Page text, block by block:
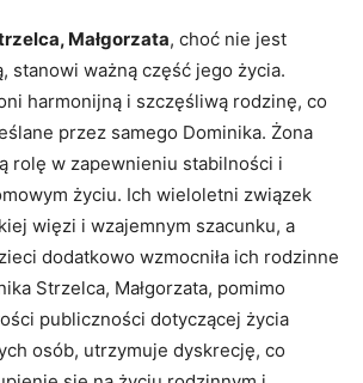
Małgorzata, choć nie jest
stanowi ważną część jego życia.
harmonijną i szczęśliwą rodzinę, co
przez samego Dominika. Żona
rolę w zapewnieniu stabilności i
życiu. Ich wieloletni związek
więzi i wzajemnym szacunku, a
dodatkowo wzmocniła ich rodzinne
Strzelca, Małgorzata, pomimo
publiczności dotyczącej życia
osób, utrzymuje dyskrecję, co